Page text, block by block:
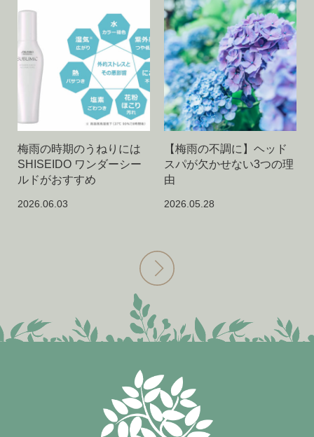
梅雨の時期のうねりには
SHISEIDO ワンダーシー
ルドがおすすめ
2026.06.03
【梅雨の不調に】ヘッド
スパが欠かせない3つの理
由
2026.05.28